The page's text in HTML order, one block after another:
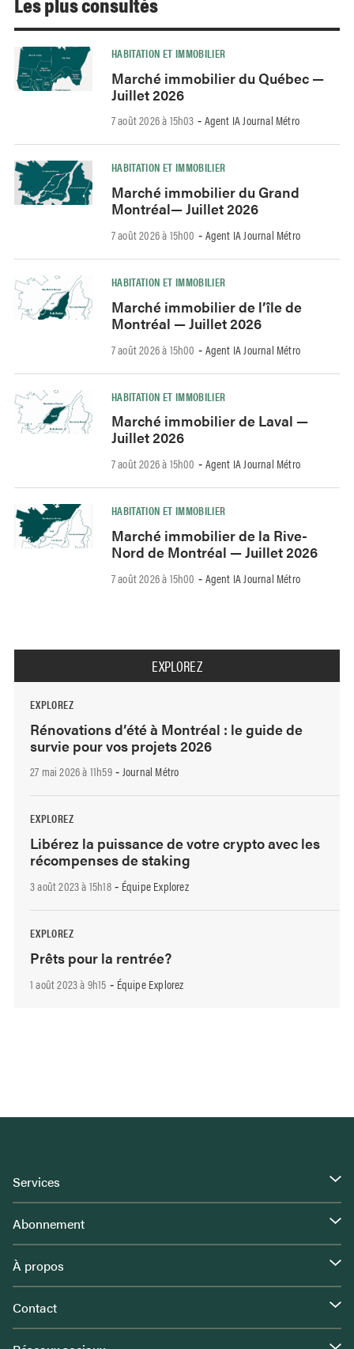
HABITATION ET IMMOBILIER
Marché immobilier du Québec —
Juillet 2026
7 août 2026 à 15h03 - Agent IA Journal Métro
HABITATION ET IMMOBILIER
Marché immobilier du Grand
Montréal— Juillet 2026
7 août 2026 à 15h00 - Agent IA Journal Métro
HABITATION ET IMMOBILIER
Marché immobilier de l’île de
Montréal — Juillet 2026
7 août 2026 à 15h00 - Agent IA Journal Métro
HABITATION ET IMMOBILIER
Marché immobilier de Laval —
Juillet 2026
7 août 2026 à 15h00 - Agent IA Journal Métro
HABITATION ET IMMOBILIER
Marché immobilier de la Rive-
Nord de Montréal — Juillet 2026
7 août 2026 à 15h00 - Agent IA Journal Métro
EXPLOREZ
EXPLOREZ
Rénovations d’été à Montréal : le guide de
survie pour vos projets 2026
27 mai 2026 à 11h59- Journal Métro
EXPLOREZ
Libérez la puissance de votre crypto avec les
récompenses de staking
3 août 2023 à 15h18- Équipe Explorez
EXPLOREZ
Prêts pour la rentrée?
1 août 2023 à 9h15 - Équipe Explorez
Services
Abonnement
À propos
Contact